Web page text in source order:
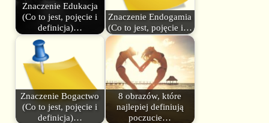
Znaczenie Edukacja
(Co to jest, pojęcie i
definicja)…
Znaczenie Endogamia
(Co to jest, pojęcie i…
Znaczenie Bogactwo
(Co to jest, pojęcie i
definicja)…
8 obrazów, które
najlepiej definiują
poczucie…